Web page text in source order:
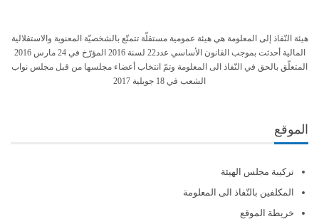
هيئة النّفاذ إلى المعلومة هي هيئة عمومية مستقلّة تتمتّع بالشخصيّة المعنوية والاستقلالية
المالية أحدثت بموجب القانون الأساسي عدد22 لسنة 2016 المؤرّخ في 24 مارس 2016
المتعلّق بالحق في النّفاذ الى المعلومة وتمّ انتخاب أعضاء مجلسها من قبل مجلس نواب
الشعب في 18 جويلية 2017
الموقع
تركيبة مجلس الهيئة
المكلفين بالنّفاذ الى المعلومة
خريطة الموقع